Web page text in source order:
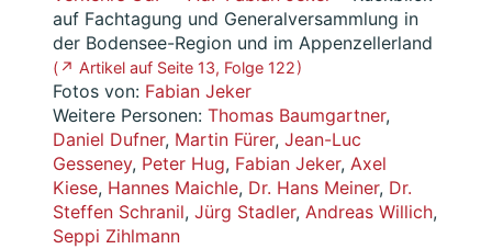
auf Fachtagung und Generalversammlung in
der Bodensee-Region und im Appenzellerland
( ↗ Artikel auf Seite 13, Folge 122 )
Fotos von: Fabian Jeker
Weitere Personen: Thomas Baumgartner,
Daniel Dufner, Martin Fürer, Jean-Luc
Gesseney, Peter Hug, Fabian Jeker, Axel
Kiese, Hannes Maichle, Dr. Hans Meiner, Dr.
Steffen Schranil, Jürg Stadler, Andreas Willich,
Seppi Zihlmann